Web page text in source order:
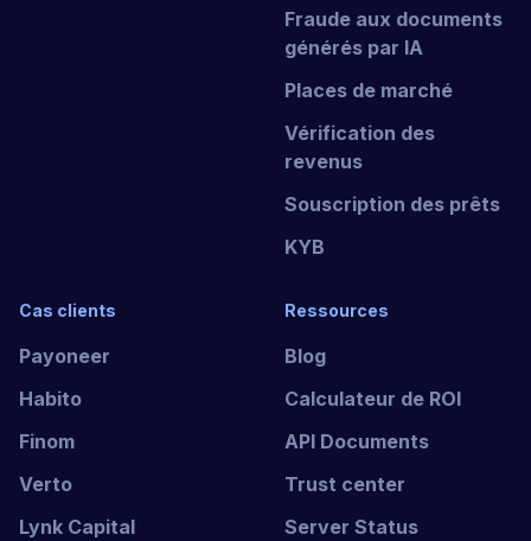
Fraude aux documents
générés par IA
Places de marché
Vérification des
revenus
Souscription des prêts
KYB
Cas clients
Payoneer
Habito
Finom
Verto
Lynk Capital
Ressources
Blog
Calculateur de ROI
API Documents
Trust center
Server Status